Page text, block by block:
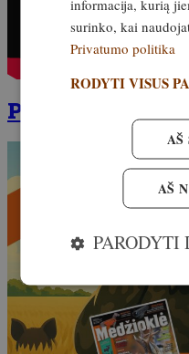
Prenumeruokite
informacija, kurią
surinko, kai
Privatumo politika
RODYTI VISUS
AŠ